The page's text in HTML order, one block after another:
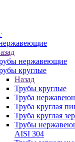
нержавеющие
круглые
Назад
Трубы круглые
Труба
Труба круглая
Труба круглая
Трубы
AISI 304